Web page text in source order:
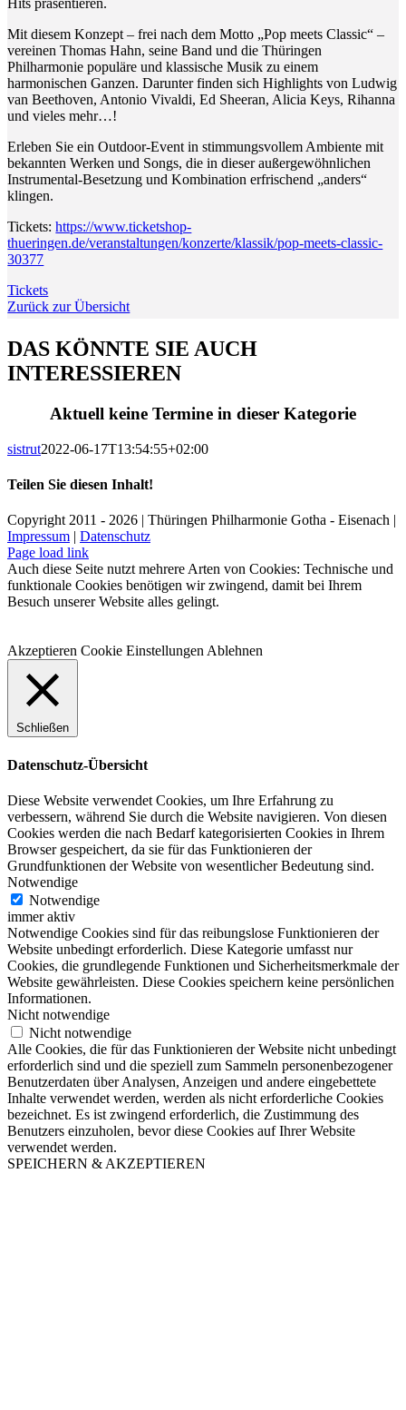
Mit diesem Konzept – frei nach dem Motto „Pop meets Classic“ –
vereinen Thomas Hahn, seine Band und die Thüringen
Philharmonie populäre und klassische Musik zu einem
harmonischen Ganzen. Darunter finden sich Highlights von Ludwig
van Beethoven, Antonio Vivaldi, Ed Sheeran, Alicia Keys, Rihanna
und vieles mehr…!
Erleben Sie ein Outdoor-Event in stimmungsvollem Ambiente mit
bekannten Werken und Songs, die in dieser außergewöhnlichen
Instrumental-Besetzung und Kombination erfrischend „anders“
klingen.
Tickets:https://www.ticketshop-
thueringen.de/veranstaltungen/konzerte/klassik/pop-meets-classic-
30377
Tickets
Zurück zur Übersicht
DAS KÖNNTE SIE AUCH
INTERESSIEREN
Aktuell keine Termine in dieser Kategorie
sistrut2022-06-17T13:54:55+02:00
Teilen Sie diesen Inhalt!
Facebook
X
LinkedIn
E-
Mail
Copyright 2011 - 2026 | Thüringen Philharmonie Gotha - Eisenach |
Impressum | Datenschutz
Facebook
Instagram
WhatsApp
YouTube
E-
Mail
Telefon
Page load link
Auch diese Seite nutzt mehrere Arten von Cookies: Technische und
funktionale Cookies benötigen wir zwingend, damit bei Ihrem
Besuch unserer Website alles gelingt.
Akzeptieren Cookie Einstellungen Ablehnen
Schließen
Datenschutz-Übersicht
Diese Website verwendet Cookies, um Ihre Erfahrung zu
verbessern, während Sie durch die Website navigieren. Von diesen
Cookies werden die nach Bedarf kategorisierten Cookies in Ihrem
Browser gespeichert, da sie für das Funktionieren der
Grundfunktionen der Website von wesentlicher Bedeutung sind.
Notwendige
Notwendige
immer aktiv
Notwendige Cookies sind für das reibungslose Funktionieren der
Website unbedingt erforderlich. Diese Kategorie umfasst nur
Cookies, die grundlegende Funktionen und Sicherheitsmerkmale der
Website gewährleisten. Diese Cookies speichern keine persönlichen
Informationen.
Nicht notwendige
Nicht notwendige
Alle Cookies, die für das Funktionieren der Website nicht unbedingt
erforderlich sind und die speziell zum Sammeln personenbezogener
Benutzerdaten über Analysen, Anzeigen und andere eingebettete
Inhalte verwendet werden, werden als nicht erforderliche Cookies
bezeichnet. Es ist zwingend erforderlich, die Zustimmung des
Benutzers einzuholen, bevor diese Cookies auf Ihrer Website
verwendet werden.
SPEICHERN & AKZEPTIEREN